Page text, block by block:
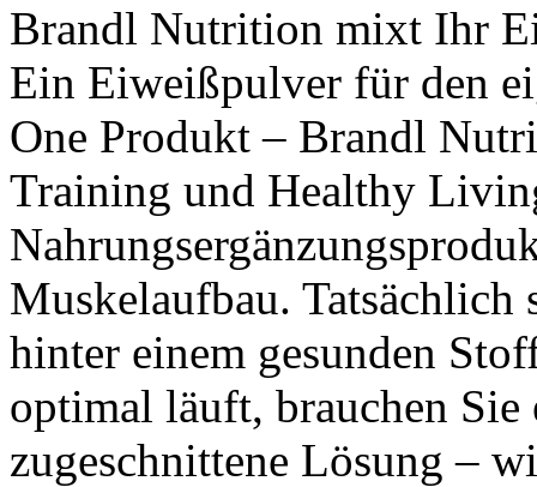
Brandl Nutrition mixt Ihr
Ein Eiweißpulver für den
One Produkt – Brandl
Training und Healthy
Muskelaufbau. Tatsächlich
hinter einem gesunden
optimal läuft, brauchen
zugeschnittene Lösung –